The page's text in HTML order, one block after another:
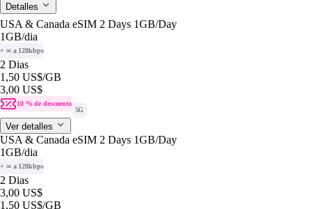
Detalles
USA & Canada eSIM 2 Days 1GB/Day
1GB/dia
+ ∞ a 128kbps
2 Dias
1,50 US$/GB
3,00 US$
10 % de descuento
5G
Ver detalles
USA & Canada eSIM 2 Days 1GB/Day
1GB/dia
+ ∞ a 128kbps
2 Dias
3,00 US$
1,50 US$/GB